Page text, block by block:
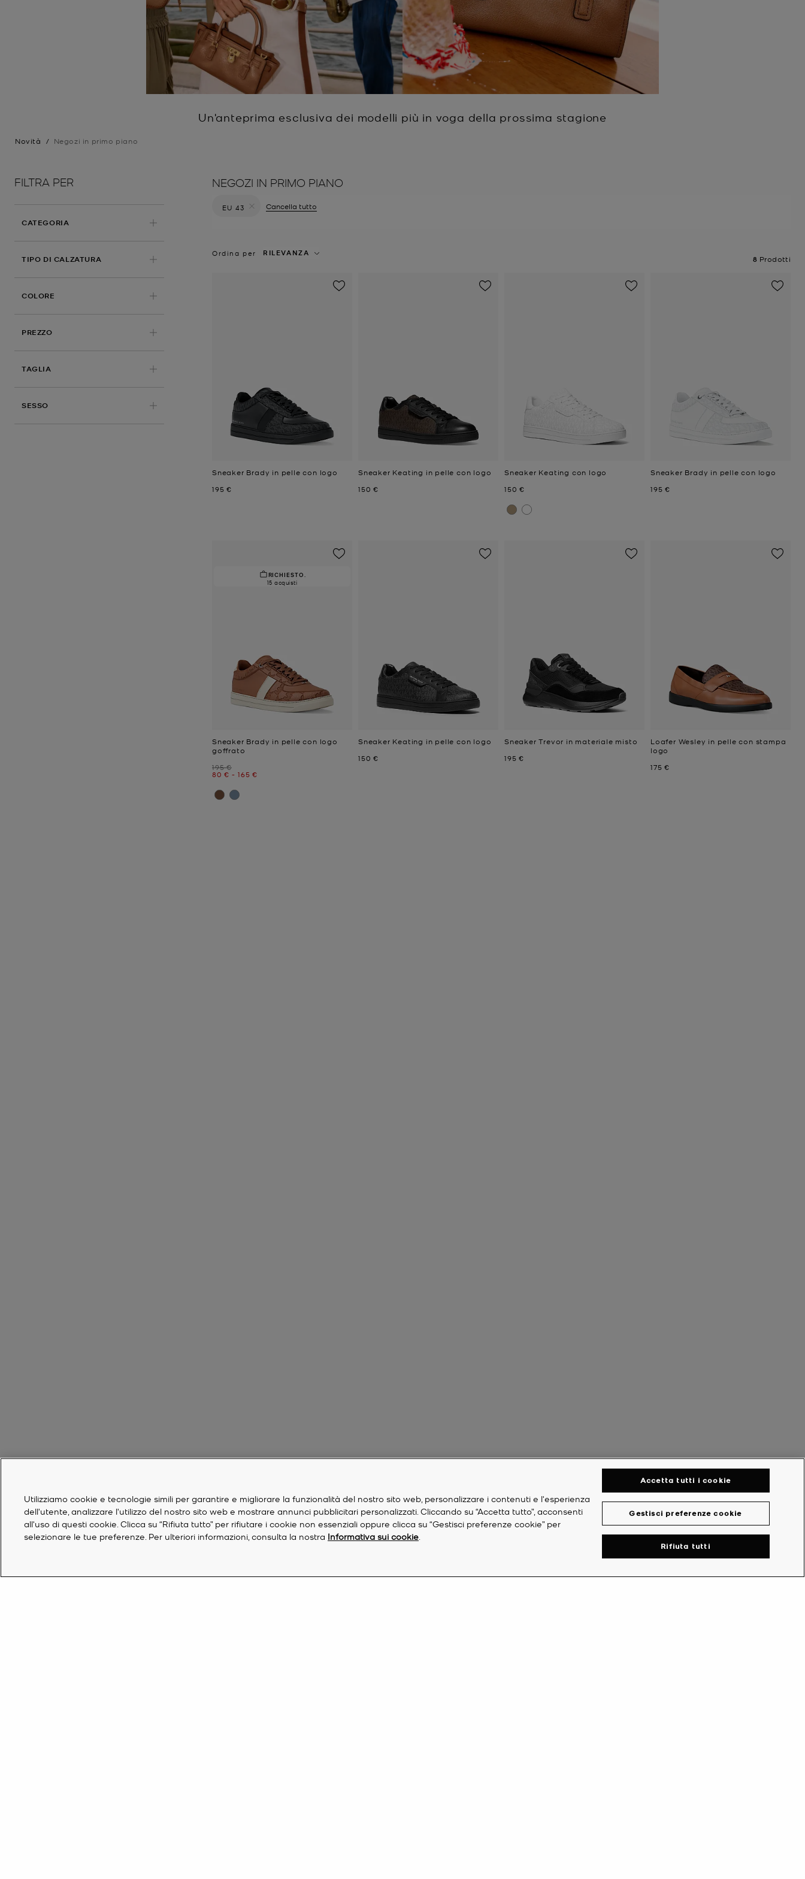
Un'anteprima esclusiva dei modelli più in voga della prossima stagione
Novità / Negozi in primo piano
FILTRA PER
CATEGORIA
TIPO DI CALZATURA
COLORE
PREZZO
TAGLIA
SESSO
NEGOZI IN PRIMO PIANO
EU 43
Cancella tutto
Ordina per RILEVANZA
8 Prodotti
Sneaker Brady in pelle con logo
Prezzo attuale
195 €
Sneaker Keating in pelle con logo
Prezzo attuale
150 €
Sneaker Keating con logo
Prezzo attuale
150 €
Sneaker Brady in pelle con logo
Prezzo attuale
195 €
RICHIESTO.
15 acquisti
Sneaker Brady in pelle con logo
goffrato
Prezzo iniziale
195 €
Prezzo attuale
80 € -
a Prezzo attuale
165 €
Sneaker Keating in pelle con logo
Prezzo attuale
150 €
Sneaker Trevor in materiale misto
Prezzo attuale
195 €
Loafer Wesley in pelle con stampa
logo
Prezzo attuale
175 €
Utilizziamo cookie e tecnologie simili per garantire e migliorare la funzionalità del nostro sito web, personalizzare i contenuti e l'esperienza
dell'utente, analizzare l'utilizzo del nostro sito web e mostrare annunci pubblicitari personalizzati. Cliccando su “Accetta tutto”, acconsenti
all'uso di questi cookie. Clicca su “Rifiuta tutto” per rifiutare i cookie non essenziali oppure clicca su “Gestisci preferenze cookie” per
selezionare le tue preferenze. Per ulteriori informazioni, consulta la nostra Informativa sui cookie
Gestisci preferenze cookie
Rifiuta tutti
Accetta tutti i cookie